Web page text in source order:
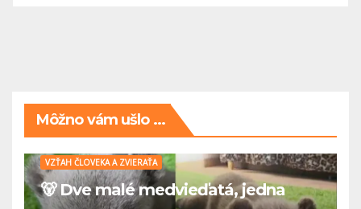
Môžno vám ušlo ...
VZŤAH ČLOVEKA A ZVIERAŤA
🐻 Dve malé medvieďatá, jedna